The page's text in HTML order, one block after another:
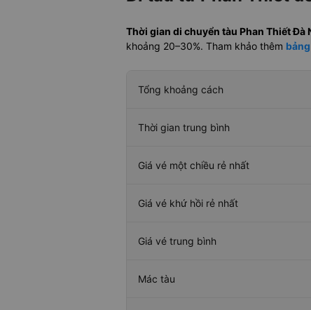
Thời gian di chuyển tàu Phan Thiết Đà
khoảng 20–30%. Tham khảo thêm
Tổng khoảng cách
Thời gian trung bình
Giá vé một chiều rẻ nhất
Giá vé khứ hồi rẻ nhất
Giá vé trung bình
Mác tàu